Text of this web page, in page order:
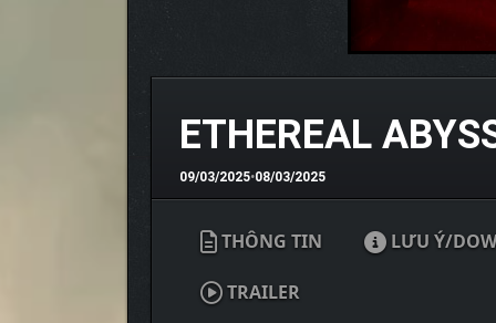
ETHEREAL
09/03/2025•08/03/2025
THÔNG TIN LƯU Ý/
TRAILER